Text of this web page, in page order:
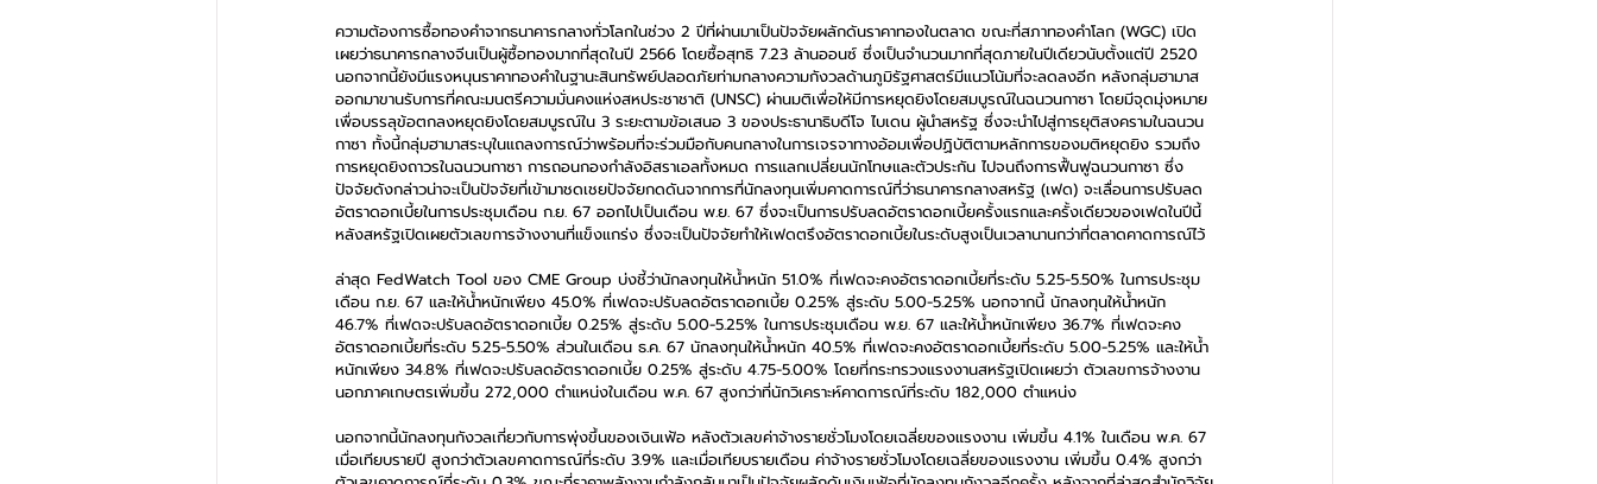
ความต้องการซื้อทองคำจากธนาคารกลางทั่วโลกในช่วง 2 ปีที่ผ่านมาเป็นปัจจัยผลักดันราคาทองในตลาด ขณะที่สภาทองคำโลก (WGC) เปิด
เผยว่าธนาคารกลางจีนเป็นผู้ซื้อทองมากที่สุดในปี 2566 โดยซื้อสุทธิ 7.23 ล้านออนซ์ ซึ่งเป็นจำนวนมากที่สุดภายในปีเดียวนับตั้งแต่ปี 2520
นอกจากนี้ยังมีแรงหนุนราคาทองคำในฐานะสินทรัพย์ปลอดภัยท่ามกลางความกังวลด้านภูมิรัฐศาสตร์มีแนวโน้มที่จะลดลงอีก หลังกลุ่มฮามาส
ออกมาขานรับการที่คณะมนตรีความมั่นคงแห่งสหประชาชาติ (UNSC) ผ่านมติเพื่อให้มีการหยุดยิงโดยสมบูรณ์ในฉนวนกาซา โดยมีจุดมุ่งหมาย
เพื่อบรรลุข้อตกลงหยุดยิงโดยสมบูรณ์ใน 3 ระยะตามข้อเสนอ 3 ของประธานาธิบดีโจ ไบเดน ผู้นำสหรัฐ ซึ่งจะนำไปสู่การยุติสงครามในฉนวน
กาซา ทั้งนี้กลุ่มฮามาสระบุในแถลงการณ์ว่าพร้อมที่จะร่วมมือกับคนกลางในการเจรจาทางอ้อมเพื่อปฏิบัติตามหลักการของมติหยุดยิง รวมถึง
การหยุดยิงถาวรในฉนวนกาซา การถอนกองกำลังอิสราเอลทั้งหมด การแลกเปลี่ยนนักโทษและตัวประกัน ไปจนถึงการฟื้นฟูฉนวนกาซา ซึ่ง
ปัจจัยดังกล่าวน่าจะเป็นปัจจัยที่เข้ามาชดเชยปัจจัยกดดันจากการที่นักลงทุนเพิ่มคาดการณ์ที่ว่าธนาคารกลางสหรัฐ (เฟด) จะเลื่อนการปรับลด
อัตราดอกเบี้ยในการประชุมเดือน ก.ย. 67 ออกไปเป็นเดือน พ.ย. 67 ซึ่งจะเป็นการปรับลดอัตราดอกเบี้ยครั้งแรกและครั้งเดียวของเฟดในปีนี้
หลังสหรัฐเปิดเผยตัวเลขการจ้างงานที่แข็งแกร่ง ซึ่งจะเป็นปัจจัยทำให้เฟดตรึงอัตราดอกเบี้ยในระดับสูงเป็นเวลานานกว่าที่ตลาดคาดการณ์ไว้
ล่าสุด FedWatch Tool ของ CME Group บ่งชี้ว่านักลงทุนให้น้ำหนัก 51.0% ที่เฟดจะคงอัตราดอกเบี้ยที่ระดับ 5.25-5.50% ในการประชุม
เดือน ก.ย. 67 และให้น้ำหนักเพียง 45.0% ที่เฟดจะปรับลดอัตราดอกเบี้ย 0.25% สู่ระดับ 5.00-5.25% นอกจากนี้ นักลงทุนให้น้ำหนัก
46.7% ที่เฟดจะปรับลดอัตราดอกเบี้ย 0.25% สู่ระดับ 5.00-5.25% ในการประชุมเดือน พ.ย. 67 และให้น้ำหนักเพียง 36.7% ที่เฟดจะคง
อัตราดอกเบี้ยที่ระดับ 5.25-5.50% ส่วนในเดือน ธ.ค. 67 นักลงทุนให้น้ำหนัก 40.5% ที่เฟดจะคงอัตราดอกเบี้ยที่ระดับ 5.00-5.25% และให้น้ำ
หนักเพียง 34.8% ที่เฟดจะปรับลดอัตราดอกเบี้ย 0.25% สู่ระดับ 4.75-5.00% โดยที่กระทรวงแรงงานสหรัฐเปิดเผยว่า ตัวเลขการจ้างงาน
นอกภาคเกษตรเพิ่มขึ้น 272,000 ตำแหน่งในเดือน พ.ค. 67 สูงกว่าที่นักวิเคราะห์คาดการณ์ที่ระดับ 182,000 ตำแหน่ง
นอกจากนี้นักลงทุนกังวลเกี่ยวกับการพุ่งขึ้นของเงินเฟ้อ หลังตัวเลขค่าจ้างรายชั่วโมงโดยเฉลี่ยของแรงงาน เพิ่มขึ้น 4.1% ในเดือน พ.ค. 67
เมื่อเทียบรายปี สูงกว่าตัวเลขคาดการณ์ที่ระดับ 3.9% และเมื่อเทียบรายเดือน ค่าจ้างรายชั่วโมงโดยเฉลี่ยของแรงงาน เพิ่มขึ้น 0.4% สูงกว่า